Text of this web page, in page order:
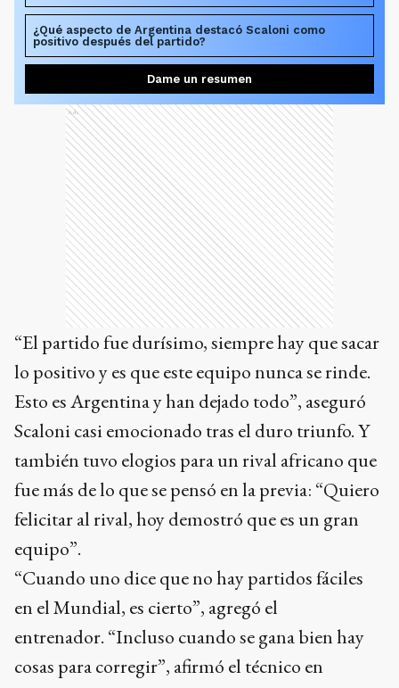
¿Qué aspecto de Argentina destacó Scaloni como
positivo después del partido?
Dame un resumen
Ads
“El partido fue durísimo, siempre hay que sacar
lo positivo y es que este equipo nunca se rinde.
Esto es Argentina y han dejado todo”, aseguró
Scaloni casi emocionado tras el duro triunfo. Y
también tuvo elogios para un rival africano que
fue más de lo que se pensó en la previa: “Quiero
felicitar al rival, hoy demostró que es un gran
equipo”.
“Cuando uno dice que no hay partidos fáciles
en el Mundial, es cierto”, agregó el
entrenador. “Incluso cuando se gana bien hay
cosas para corregir”, afirmó el técnico en